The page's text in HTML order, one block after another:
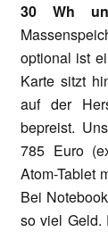
30 Wh
optional ist
Karte sitzt
auf der
bepreist.
785 Euro
Atom-Tablet
Bei
so viel Geld.